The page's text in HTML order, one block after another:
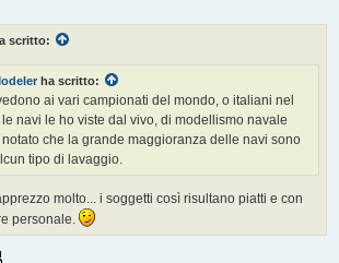
scritto:
ha scritto:
ai vari campionati del mondo, o italiani nel
navi le ho viste dal vivo, di modellismo navale
che la grande maggioranza delle navi sono
tipo di lavaggio.
molto... i soggetti così risultano piatti e con
personale.